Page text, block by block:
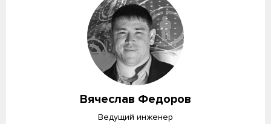
Вячеслав Федоров
Ведущий инженер